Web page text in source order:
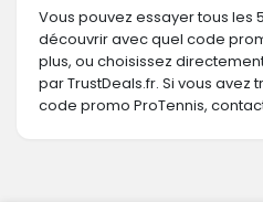
Vous pouvez essayer tous
découvrir avec quel code
plus, ou choisissez
par TrustDeals.fr. Si vous
code promo ProTennis,